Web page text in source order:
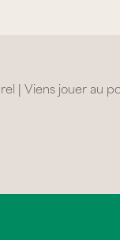
| Viens jouer au